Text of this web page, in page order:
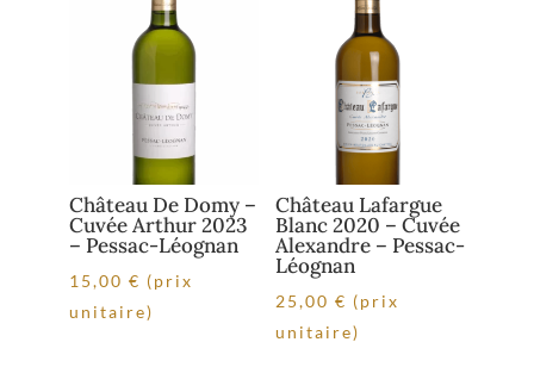
Château De Domy –
Cuvée Arthur 2023
– Pessac-Léognan
15,00€ (prix
unitaire)
Château Lafargue
Blanc 2020 – Cuvée
Alexandre – Pessac-
Léognan
25,00 € (prix
unitaire)